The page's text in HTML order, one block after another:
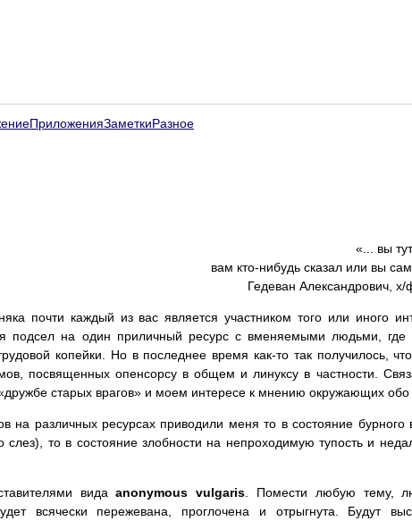
ПриложенияЗаметкиРазное
«... вы
вам кто-нибудь сказал или вы
Гедеван Александрович,
почти каждый из вас является участником того или иного
подсел на один приличный ресурс с вменяемыми людьми, где
копейки. Но в последнее время как-то так получилось,
посвященных опенсорсу в общем и линуксу в частности.
старых врагов» и моем интересе к мнению окружающих обо
на различных ресурсах приводили меня то в состояние бурного
то в состояние злобности на непроходимую тупость и
видаanonymous vulgaris . Помести любую тему,
всячески пережевана, проглочена и отрыгнута. Будут